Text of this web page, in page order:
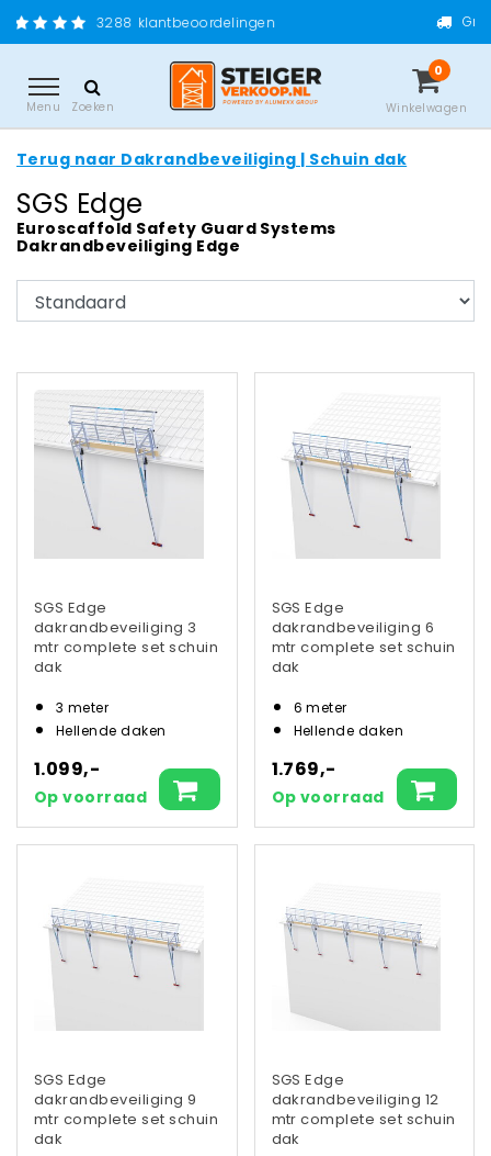
Gratis verzending vanaf
Menu Zoeken
0
Winkelwagen
Terug naar Dakrandbeveiliging | Schuin dak
SGS Edge
Euroscaffold Safety Guard Systems
Dakrandbeveiliging Edge
SGS Edge
dakrandbeveiliging 3
mtr complete set schuin
dak
3 meter
Hellende daken
1.099,-
Op voorraad
SGS Edge
dakrandbeveiliging 6
mtr complete set schuin
dak
6 meter
Hellende daken
1.769,-
Op voorraad
SGS Edge
dakrandbeveiliging 9
mtr complete set schuin
dak
SGS Edge
dakrandbeveiliging 12
mtr complete set schuin
dak